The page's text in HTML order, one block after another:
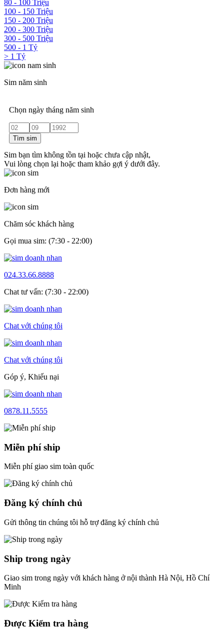
80 - 100 Triệu
100 - 150 Triệu
150 - 200 Triệu
200 - 300 Triệu
300 - 500 Triệu
500 - 1 Tỷ
> 1 Tỷ
Sim năm sinh
Chọn ngày tháng năm sinh
Tìm sim
Sim bạn tìm không tồn tại hoặc chưa cập nhật,
Vui lòng chọn lại hoặc tham khảo gợi ý dưới đây.
Đơn hàng mới
Chăm sóc khách hàng
Gọi mua sim: (7:30 - 22:00)
024.33.66.8888
Chat tư vấn: (7:30 - 22:00)
Chat với chúng tôi
Chat với chúng tôi
Góp ý, Khiếu nại
0878.11.5555
Miễn phí ship
Miễn phí giao sim toàn quốc
Đăng ký chính chủ
Gửi thông tin chúng tôi hỗ trợ đăng ký chính chủ
Ship trong ngày
Giao sim trong ngày với khách hàng ở nội thành Hà Nội, Hồ Chí
Minh
Được Kiểm tra hàng